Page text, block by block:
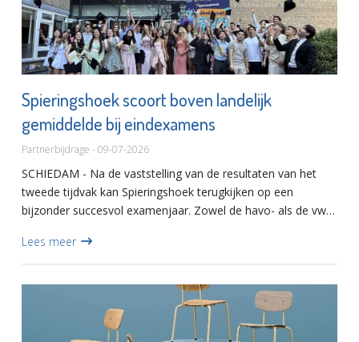
Spieringshoek scoort boven landelijk
gemiddelde bij eindexamens
Partnerbijdrage - 09-07-2026
SCHIEDAM - Na de vaststelling van de resultaten van het
tweede tijdvak kan Spieringshoek terugkijken op een
bijzonder succesvol examenjaar. Zowel de havo- als de vwo-
land...
Lees meer